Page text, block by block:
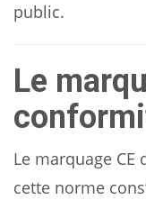
public.
Le
Le marquage
cette norme